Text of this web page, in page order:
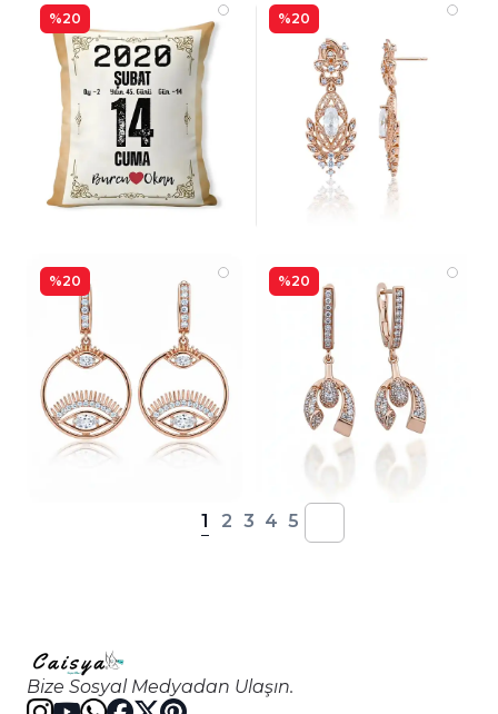
%20 %20
%20 %20
1 2 3 4 5
Bize Sosyal Medyadan Ulaşın.